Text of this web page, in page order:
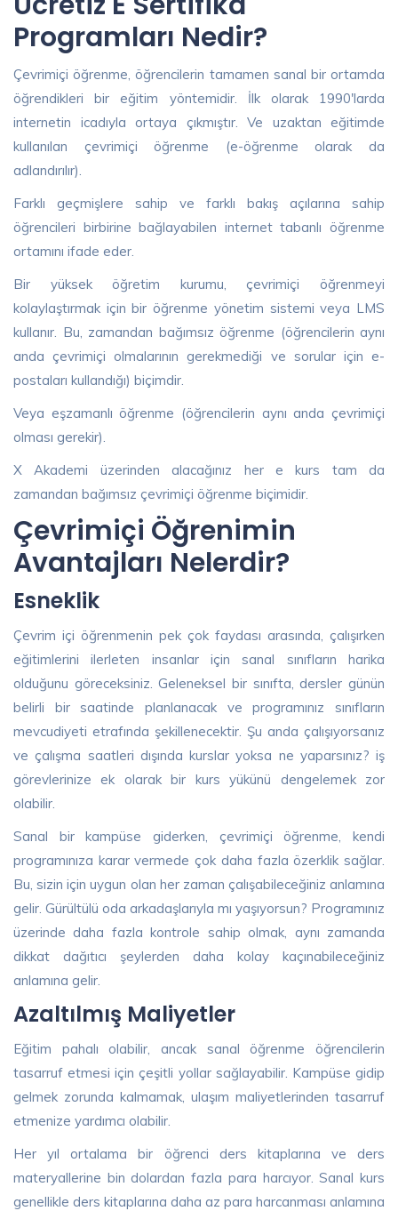
Programları Nedir?
Çevrimiçi öğrenme, öğrencilerin tamamen sanal bir ortamda
öğrendikleri bir eğitim yöntemidir. İlk olarak 1990'larda
internetin icadıyla ortaya çıkmıştır. Ve uzaktan eğitimde
kullanılan çevrimiçi öğrenme (e-öğrenme olarak da
adlandırılır).
Farklı geçmişlere sahip ve farklı bakış açılarına sahip
öğrencileri birbirine bağlayabilen internet tabanlı öğrenme
ortamını ifade eder.
Bir yüksek öğretim kurumu, çevrimiçi öğrenmeyi
kolaylaştırmak için bir öğrenme yönetim sistemi veya LMS
kullanır. Bu, zamandan bağımsız öğrenme (öğrencilerin aynı
anda çevrimiçi olmalarının gerekmediği ve sorular için e-
postaları kullandığı) biçimdir.
Veya eşzamanlı öğrenme (öğrencilerin aynı anda çevrimiçi
olması gerekir).
X Akademi üzerinden alacağınız her e kurs tam da
zamandan bağımsız çevrimiçi öğrenme biçimidir.
Çevrimiçi Öğrenimin
Avantajları Nelerdir?
Esneklik
Çevrim içi öğrenmenin pek çok faydası arasında, çalışırken
eğitimlerini ilerleten insanlar için sanal sınıfların harika
olduğunu göreceksiniz. Geleneksel bir sınıfta, dersler günün
belirli bir saatinde planlanacak ve programınız sınıfların
mevcudiyeti etrafında şekillenecektir. Şu anda çalışıyorsanız
ve çalışma saatleri dışında kurslar yoksa ne yaparsınız? iş
görevlerinize ek olarak bir kurs yükünü dengelemek zor
olabilir.
Sanal bir kampüse giderken, çevrimiçi öğrenme, kendi
programınıza karar vermede çok daha fazla özerklik sağlar.
Bu, sizin için uygun olan her zaman çalışabileceğiniz anlamına
gelir. Gürültülü oda arkadaşlarıyla mı yaşıyorsun? Programınız
üzerinde daha fazla kontrole sahip olmak, aynı zamanda
dikkat dağıtıcı şeylerden daha kolay kaçınabileceğiniz
anlamına gelir.
Azaltılmış Maliyetler
Eğitim pahalı olabilir, ancak sanal öğrenme öğrencilerin
tasarruf etmesi için çeşitli yollar sağlayabilir. Kampüse gidip
gelmek zorunda kalmamak, ulaşım maliyetlerinden tasarruf
etmenize yardımcı olabilir.
Her yıl ortalama bir öğrenci ders kitaplarına ve ders
materyallerine bin dolardan fazla para harcıyor. Sanal kurs
genellikle ders kitaplarına daha az para harcanması anlamına